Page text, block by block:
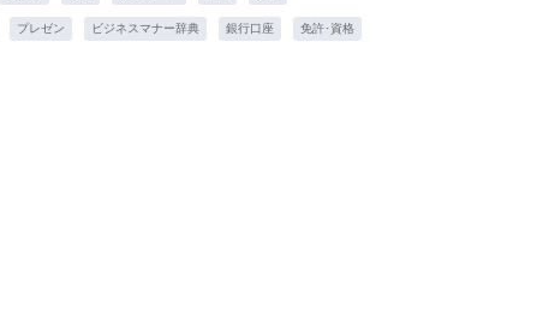
プレゼン ビジネスマナー辞典 銀行口座 免許･資格